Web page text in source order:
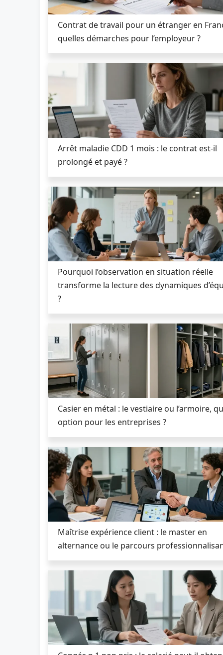
Contrat de travail pour un étranger en
quelles démarches pour l’employeur ?
Arrêt maladie CDD 1 mois : le contrat est-il
prolongé et payé ?
Pourquoi l’observation en situation réelle
transforme la lecture des dynamiques
?
Casier en métal : le vestiaire ou l’armoire,
option pour les entreprises ?
Maîtrise expérience client : le master en
alternance ou le parcours